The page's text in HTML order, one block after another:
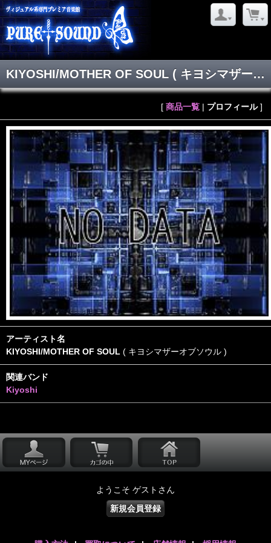
KIYOSHI/MOTHER OF SOUL ( キヨシマザーオブソウル )
[ 商品一覧 | プロフィール]
アーティスト名
KIYOSHI/MOTHER OF SOUL ( キヨシマザーオブソウル )
関連バンド
Kiyoshi
ようこそ ゲストさん
新規会員登録